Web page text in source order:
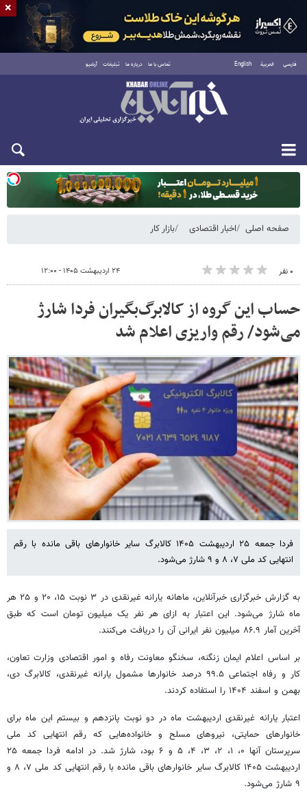
فارسی العربية English تماس با ما درباره ما تبلیغات آرشیو
یکشنبه ۱۸ مرداد ۱۴۰۵
صفحه اصلی اخبار اقتصادی بازار کار
۰ نفر ۲۴ اردیبهشت ۱۴۰۵ - ۱۲:۰۰
حساب این گروه از کالابرگ‌بگیران فردا شارژ
می‌شود/ رقم واریزی اعلام شد
فردا جمعه ۲۵ اردیبهشت ۱۴۰۵ کالابرگ سایر خانوارهای باقی مانده با رقم
انتهایی کد ملی ۷، ۸ و ۹ شارژ می‌شود.
به گزارش خبرگزاری خبرآنلاین، ماهانه یارانه غیرنقدی در ۳ نوبت ۱۵، ۲۰ و ۲۵ هر
ماه شارژ می‌شود. این اعتبار به ازای هر نفر یک میلیون تومان است که طبق
آخرین آمار ۸۶.۹ میلیون نفر ایرانی آن را دریافت می‌کنند.
بر اساس اعلام ایمان زنگنه، سخنگو معاونت رفاه و امور اقتصادی وزارت تعاون،
کار و رفاه اجتماعی ۹۹.۵ درصد خانوارها مشمول یارانه غیرنقدی، کالابرگ دی،
بهمن و اسفند ۱۴۰۴ را استفاده کردند.
اعتبار یارانه غیرنقدی اردیبهشت ماه در دو نوبت پانزدهم و بیستم این ماه برای
خانوارهای حمایتی، نیروهای مسلح و خانواده‌هایی که رقم انتهایی کد ملی
سرپرستان آنها ۰، ۱، ۲، ۳، ۴، ۵ و ۶ بود، شارژ شد. در ادامه فردا جمعه ۲۵
اردیبهشت ۱۴۰۵ کالابرگ سایر خانوارهای باقی مانده با رقم انتهایی کد ملی ۷، ۸ و
۹ شارژ می‌شود.
×